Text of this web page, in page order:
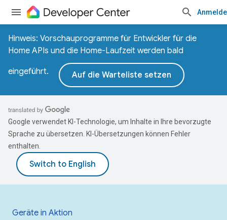
Hinweis: Vorschauprogramme für Entwickler für die
Home APIs und die Home-Laufzeit werden bald
eingeführt. Auf die Warteliste setzen
Google verwendet KI-Technologie, um Inhalte in Ihre bevorzugte
Sprache zu übersetzen. KI-Übersetzungen können Fehler
enthalten.
Geräte in Aktion